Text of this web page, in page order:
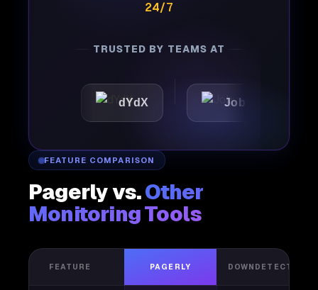
24/7
TRUSTED BY TEAMS AT
dYdX Joby
FEATURE COMPARISON
Pagerly vs.Other
Monitoring Tools
FEATURE PAGERLY DOWNDETECTOR